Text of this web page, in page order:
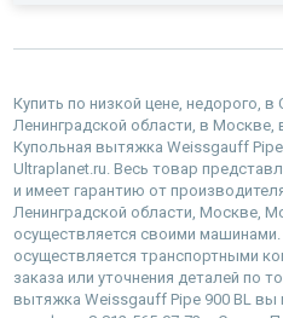
Купить по низкой цене, недорого, в
Ленинградской области, в
Купольная вытяжка Weissgauff
Ultraplanet.ru. Весь товар
и имеет гарантию от
Ленинградской области, Москве,
осуществляется своими
осуществляется транспортными
заказа или уточнения деталей по
вытяжка Weissgauff Pipe 900 BL